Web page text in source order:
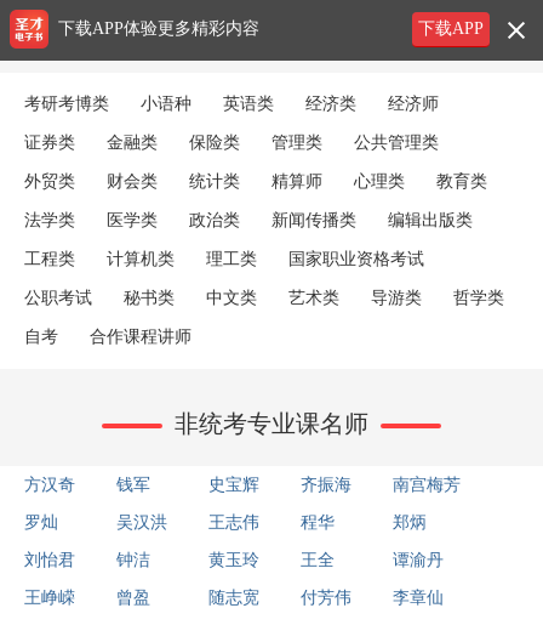
考研考博类 小语种 英语类 经济类 经济师
证券类 金融类 保险类 管理类 公共管理类
外贸类 财会类 统计类 精算师 心理类 教育类
法学类 医学类 政治类 新闻传播类 编辑出版类
工程类 计算机类 理工类 国家职业资格考试
公职考试 秘书类 中文类 艺术类 导游类 哲学类
自考 合作课程讲师
非统考专业课名师
方汉奇 钱军 史宝辉 齐振海 南宫梅芳
罗灿 吴汉洪 王志伟 程华 郑炳
刘怡君 钟洁 黄玉玲 王全 谭渝丹
王峥嵘 曾盈 随志宽 付芳伟 李章仙
下载APP
下载APP体验更多精彩内容